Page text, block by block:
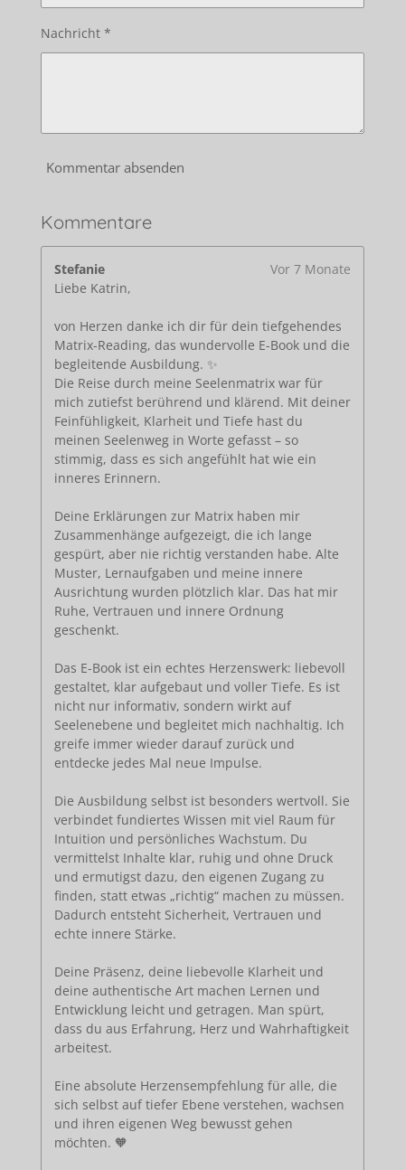
Nachricht *
Kommentar absenden
Kommentare
Stefanie
Vor 7 Monate
Liebe Katrin,
von Herzen danke ich dir für dein tiefgehendes
Matrix-Reading, das wundervolle E-Book und die
begleitende Ausbildung. ✨
Die Reise durch meine Seelenmatrix war für
mich zutiefst berührend und klärend. Mit deiner
Feinfühligkeit, Klarheit und Tiefe hast du
meinen Seelenweg in Worte gefasst – so
stimmig, dass es sich angefühlt hat wie ein
inneres Erinnern.
Deine Erklärungen zur Matrix haben mir
Zusammenhänge aufgezeigt, die ich lange
gespürt, aber nie richtig verstanden habe. Alte
Muster, Lernaufgaben und meine innere
Ausrichtung wurden plötzlich klar. Das hat mir
Ruhe, Vertrauen und innere Ordnung
geschenkt.
Das E-Book ist ein echtes Herzenswerk: liebevoll
gestaltet, klar aufgebaut und voller Tiefe. Es ist
nicht nur informativ, sondern wirkt auf
Seelenebene und begleitet mich nachhaltig. Ich
greife immer wieder darauf zurück und
entdecke jedes Mal neue Impulse.
Die Ausbildung selbst ist besonders wertvoll. Sie
verbindet fundiertes Wissen mit viel Raum für
Intuition und persönliches Wachstum. Du
vermittelst Inhalte klar, ruhig und ohne Druck
und ermutigst dazu, den eigenen Zugang zu
finden, statt etwas „richtig“ machen zu müssen.
Dadurch entsteht Sicherheit, Vertrauen und
echte innere Stärke.
Deine Präsenz, deine liebevolle Klarheit und
deine authentische Art machen Lernen und
Entwicklung leicht und getragen. Man spürt,
dass du aus Erfahrung, Herz und Wahrhaftigkeit
arbeitest.
Eine absolute Herzensempfehlung für alle, die
sich selbst auf tiefer Ebene verstehen, wachsen
und ihren eigenen Weg bewusst gehen
möchten. 🧡